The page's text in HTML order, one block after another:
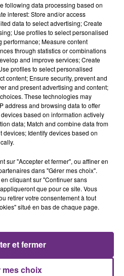
DE CHOOZ
que la centrale
à l'arrêt. Une situation
intense qui est toujours
du centre-ville
following data processing based on
interest: Store and/or access
data to select advertising; Create
Use profiles to select personalised
Measure content
through statistics or combinations
and improve services; Create
profiles to select personalised
content; Ensure security, prevent and
and present advertising and content;
These technologies may
address and browsing data to offer
based on information actively
data; Match and combine data from
devices; Identify devices based on
sur "Accepter et fermer", ou affiner en
dans "Gérer mes choix".
cliquant sur "Continuer sans
que pour ce site. Vous
retirer votre consentement à tout
situé en bas de chaque page.
mes choix
et fermer